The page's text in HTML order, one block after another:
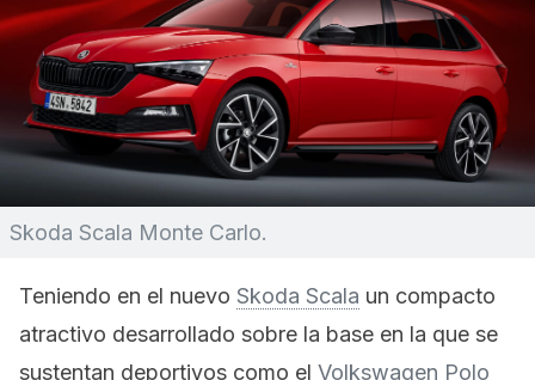
Skoda Scala Monte Carlo.
Teniendo en el nuevo Skoda Scala un compacto
atractivo desarrollado sobre la base en la que se
sustentan deportivos como el Volkswagen Polo